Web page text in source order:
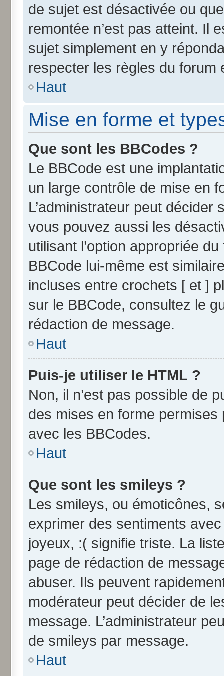
de sujet est désactivée ou
remontée n’est pas atteint. Il
sujet simplement en y
respecter les règles du forum
Haut
Mise en forme et
Que sont les BBCodes ?
Le BBCode est une
un large contrôle de mise en
L’administrateur peut
vous pouvez aussi les
utilisant l’option appropriée
BBCode lui-même est
incluses entre crochets [ et ]
sur le BBCode, consultez le
rédaction de message.
Haut
Puis-je utiliser le HTML ?
Non, il n’est pas possible de
des mises en forme
avec les BBCodes.
Haut
Que sont les smileys ?
Les smileys, ou émoticônes,
exprimer des sentiments
joyeux, :( signifie triste. La
page de rédaction de
abuser. Ils peuvent
modérateur peut décider de
message. L’administrateur
de smileys par message.
Haut